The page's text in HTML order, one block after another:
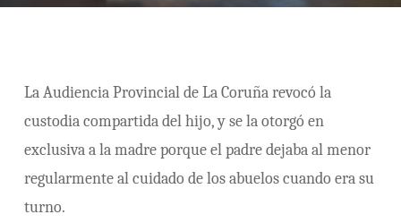
La Audiencia Provincial de La Coruña revocó la
custodia compartida del hijo, y se la otorgó en
exclusiva a la madre porque el padre dejaba al menor
regularmente al cuidado de los abuelos cuando era su
turno.